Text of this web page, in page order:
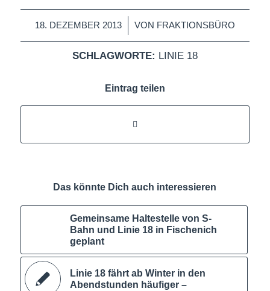
18. DEZEMBER 2013
/ VON FRAKTIONSBÜRO
SCHLAGWORTE: LINIE 18
Eintrag teilen
Das könnte Dich auch interessieren
Gemeinsame Haltestelle von S-
Bahn und Linie 18 in Fischenich
geplant
Linie 18 fährt ab Winter in den
Abendstunden häufiger –